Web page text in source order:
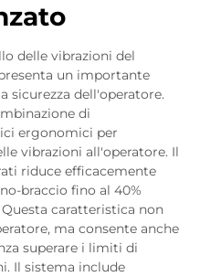
delle vibrazioni del
un importante
sicurezza dell'operatore.
di
ergonomici per
vibrazioni all'operatore. Il
riduce efficacemente
braccio fino al 40%
caratteristica non
ma consente anche
superare i limiti di
Il sistema include